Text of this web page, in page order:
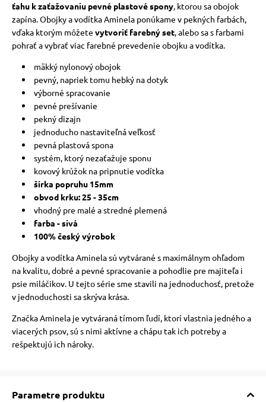
ťahu k zaťažovaniu pevné plastové spony, ktorou sa obojok
zapína.Obojky a vodítka Aminela ponúkame v pekných farbách,
vďaka ktorým môžete vytvoriť farebný set, alebo sa s farbami
pohrať a vybrať viac farebné prevedenie obojku a vodítka.
mäkký nylonový obojok
pevný, napriek tomu hebký na dotyk
výborné spracovanie
pevné prešívanie
pekný dizajn
jednoducho nastaviteľná veľkosť
pevná plastová spona
systém, ktorý nezaťažuje sponu
kovový krúžok na pripnutie vodítka
šírka popruhu 15mm
obvod krku: 25 - 35cm
vhodný pre malé a stredné plemená
farba - sivá
100% český výrobok
Obojky a vodítka Aminela sú vytvárané s maximálnym ohľadom
na kvalitu, dobré a pevné spracovanie a pohodlie pre majiteľa i
psie miláčikov. U tejto série sme stavili na jednoduchosť, pretože
v jednoduchosti sa skrýva krása.
Značka Aminela je vytváraná tímom ľudí, ktorí vlastnia jedného a
viacerých psov, sú s nimi aktívne a chápu tak ich potreby a
rešpektujú ich nároky.
Parametre produktu